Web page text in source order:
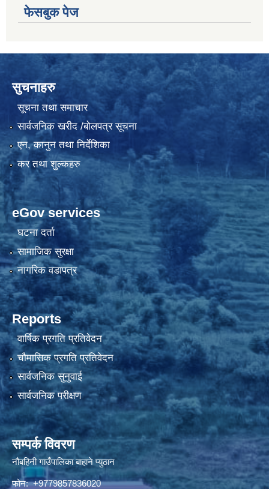
फेसबुक पेज
सुचनाहरु
सूचना तथा समाचार
सार्वजनिक खरीद /बोलपत्र सूचना
एन, कानुन तथा निर्देशिका
कर तथा शुल्कहरु
eGov services
घटना दर्ता
सामाजिक सुरक्षा
नागरिक वडापत्र
Reports
वार्षिक प्रगति प्रतिवेदन
चौमासिक प्रगति प्रतिवेदन
सार्वजनिक सुनुवाई
सार्वजनिक परीक्षण
सम्पर्क विवरण
नौबहिनी गाउँपालिका बाहाने प्युठान
फोन: +9779857836020